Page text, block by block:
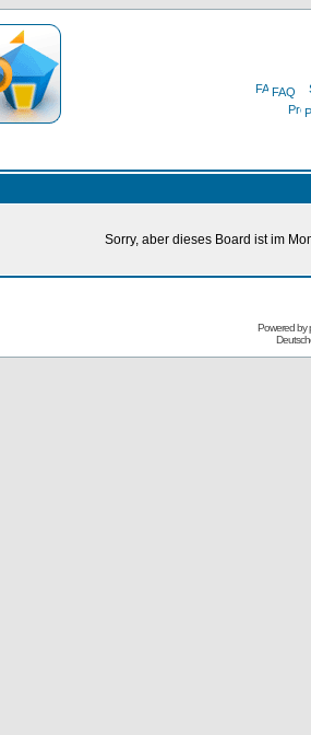
FAQ
Sorry, aber dieses Board ist im
Powered by